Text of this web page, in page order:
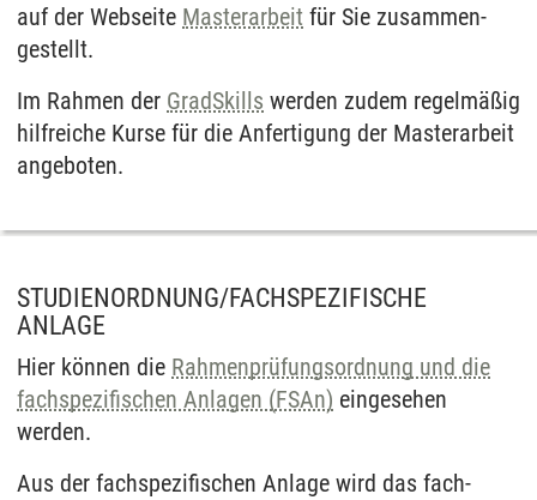
auf der Webseite Master­arbeit für Sie zusammen­
gestellt.
Im Rahmen der GradSkills werden zudem regel­mäßig
hilfreiche Kurse für die An­fertigung der Master­arbeit
angeboten.
STUDIENORDNUNG/FACHSPEZIFISCHE
ANLAGE
Hier können die Rahmen­prüfungs­ordnung und die
fach­spezifischen Anlagen (FSAn) eingesehen
werden.
Aus der fach­spezifischen Anlage wird das fach­